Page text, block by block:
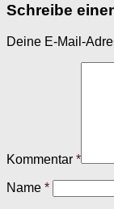
Schreibe
Deine E-Mail-
Kommentar *
Name *